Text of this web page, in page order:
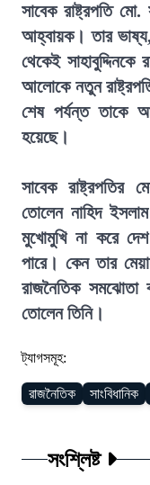
সাবেক রাষ্ট্রপতি মো.
আহ্বায়ক। তার
থেকেই সাহাবুদ্দিনকে
আলোকে নতুন
শেষ পর্যন্ত তাকে
হয়েছে।
সাবেক রাষ্ট্রপতির
তোলেন নাহিদ
মুখোমুখি না করে
পারে। কেন তার
রাজনৈতিক সমঝোতা
তোলেন তিনি।
ট্যাগসমূহ:
রাজনৈতিক সাংবিধানিক
সংশ্লিষ্ট